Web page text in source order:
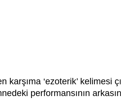
‘ezoterik’ kelimesi
performansının